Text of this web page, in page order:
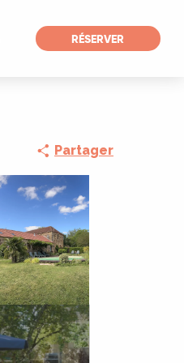
RÉSERVER
Partager